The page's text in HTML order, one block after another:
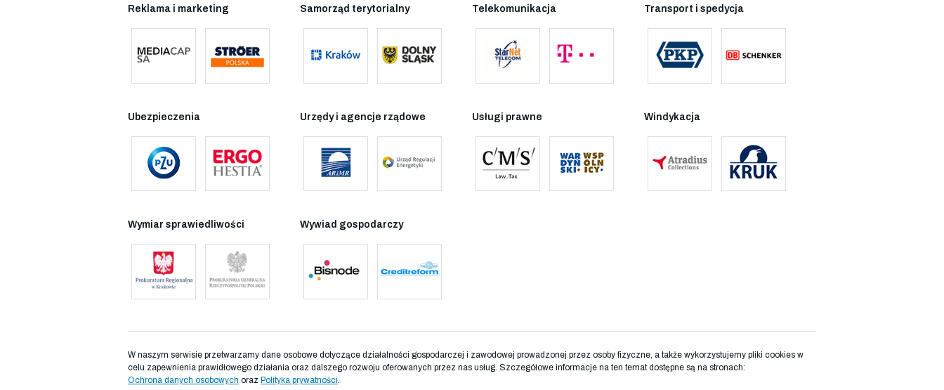
Reklama i marketing Samorząd terytorialny Telekomunikacja Transport i spedycja
Ubezpieczenia Urzędy i agencje rządowe Usługi prawne Windykacja
Wymiar sprawiedliwości Wywiad gospodarczy
W naszym serwisie przetwarzamy dane osobowe dotyczące działalności gospodarczej i zawodowej prowadzonej przez osoby fizyczne, a także wykorzystujemy pliki cookies w
celu zapewnienia prawidłowego działania oraz dalszego rozwoju oferowanych przez nas usług. Szczegółowe informacje na ten temat dostępne są na stronach:
Ochrona danych osobowych oraz Polityka prywatności.